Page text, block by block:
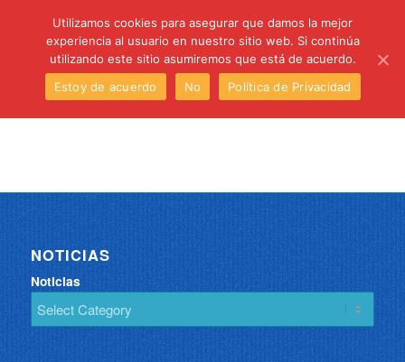
NOTICIAS
Noticias
Utilizamos cookies para asegurar que damos la mejor
experiencia al usuario en nuestro sitio web. Si continúa
utilizando este sitio asumiremos que está de acuerdo.
Estoy de acuerdo
No Política de Privacidad